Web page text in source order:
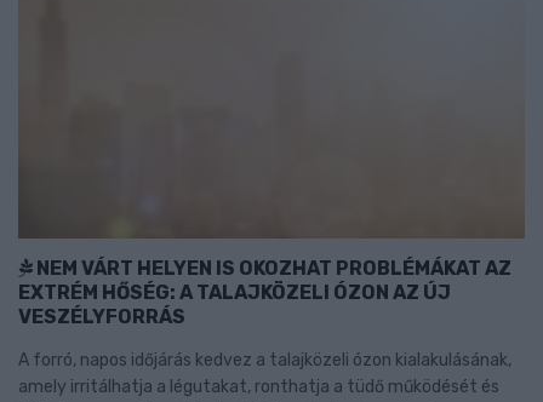
NEM VÁRT HELYEN IS OKOZHAT PROBLÉMÁKAT AZ
EXTRÉM HŐSÉG: A TALAJKÖZELI ÓZON AZ ÚJ
VESZÉLYFORRÁS
A forró, napos időjárás kedvez a talajközeli ózon kialakulásának,
amely irritálhatja a légutakat, ronthatja a tüdő működését és